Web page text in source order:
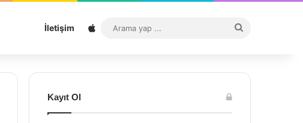
İletişim Sitemap
...
Kayıt Ol